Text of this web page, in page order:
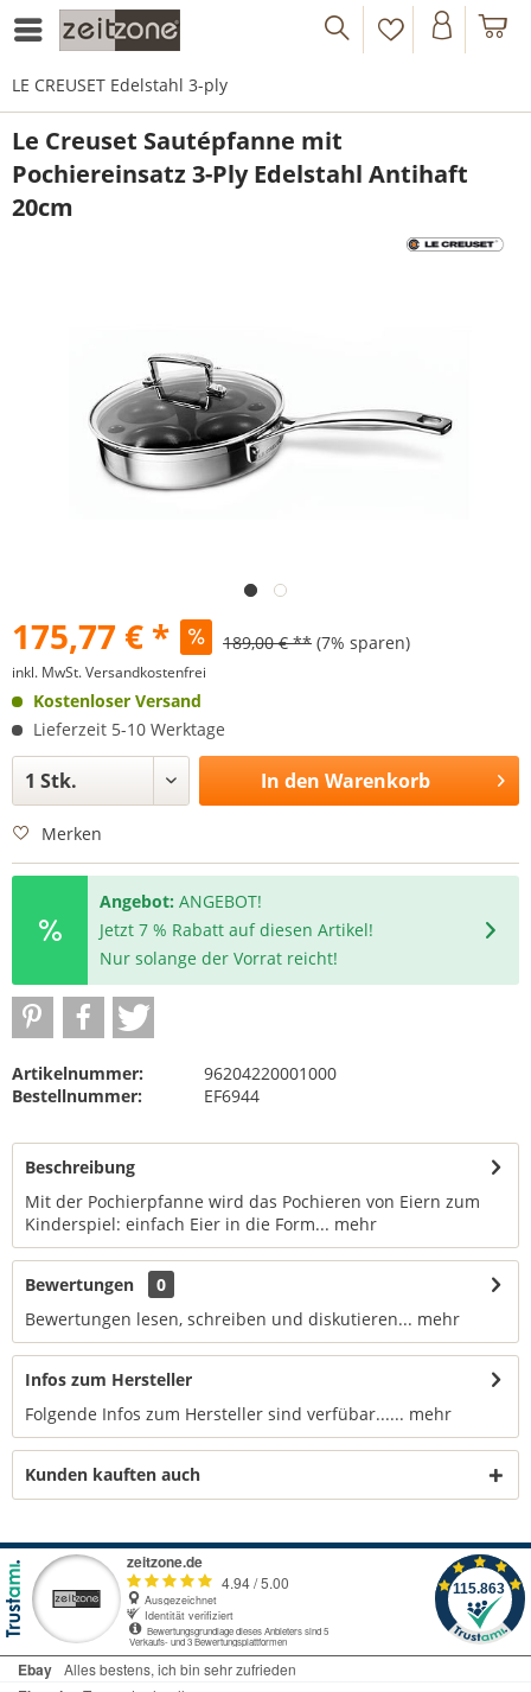
LE CREUSET Edelstahl 3-ply
Le Creuset Sautépfanne mit
Pochiereinsatz 3-Ply Edelstahl Antihaft
20cm
175,77 € * 189,00 € ** (7% sparen)
inkl. MwSt.Versandkostenfrei
Kostenloser Versand
Lieferzeit 5-10 Werktage
In den Warenkorb
Merken
Angebot: ANGEBOT!
Jetzt 7 % Rabatt auf diesen Artikel!
Nur solange der Vorrat reicht!
Artikelnummer:
96204220001000
Bestellnummer:
EF6944
Beschreibung
Mit der Pochierpfanne wird das Pochieren von Eiern zum
Kinderspiel: einfach Eier in die Form... mehr
Bewertungen
0
Bewertungen lesen, schreiben und diskutieren... mehr
Infos zum Hersteller
Folgende Infos zum Hersteller sind verfübar...... mehr
Kunden kauften auch